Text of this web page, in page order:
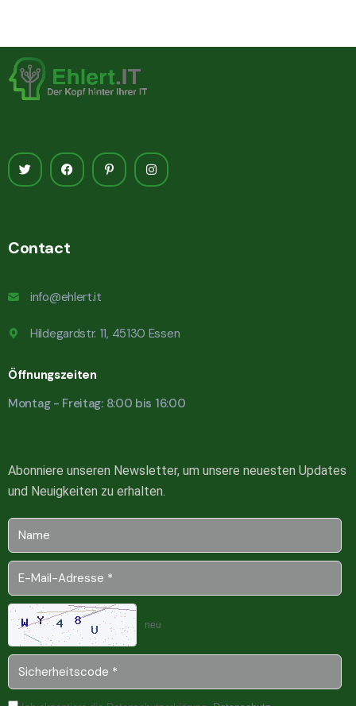
Contact
info@ehlert.it
Hildegardstr. 11, 45130 Essen
Öffnungszeiten
Montag - Freitag: 8:00 bis 16:00
Abonniere unseren Newsletter, um unsere neuesten Updates
und Neuigkeiten zu erhalten.
neu